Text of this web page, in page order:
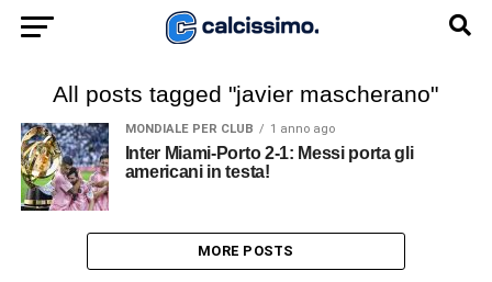
All posts tagged "javier mascherano"
MONDIALE PER CLUB 1 anno ago
Inter Miami-Porto 2-1: Messi porta gli
americani in testa!
MORE POSTS